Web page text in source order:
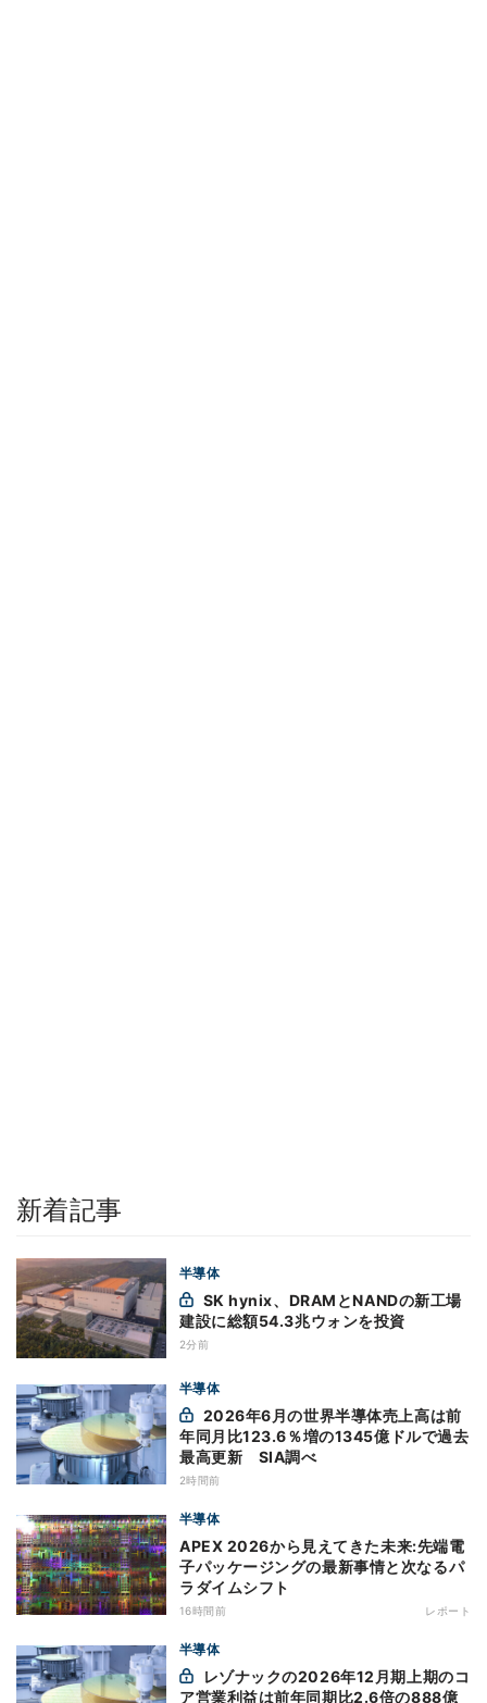
新着記事
半導体
建設に総額54.3兆ウォンを投資
2分前
半導体
年同月比123.6％増の1345億ドルで過去
最高更新 SIA調べ
2時間前
半導体
APEX 2026から見えてきた未来:先端電
子パッケージングの最新事情と次なるパ
ラダイムシフト
16時間前 レポート
半導体
ア営業利益は前年同期比2.6倍の888億